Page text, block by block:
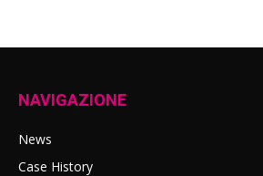
NAVIGAZIONE
News
Case History